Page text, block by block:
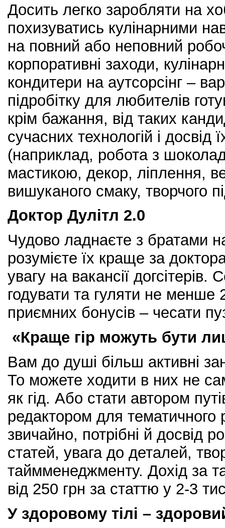
Досить легко заробляти на
похизуватись кулінарними
на повний або неповний
корпоративні заходи,
кондитери на аутсорсінг –
підробітку для любителів
крім бажання, від таких
сучасних технологій і досвід
(наприклад, робота з
мастикою, декор, ліплення,
вишуканого смаку, творчого
Доктор Дулітл 2.0
Чудово ладнаєте з братами
розумієте їх краще за
увагу на вакансії догсітерів.
годувати та гуляти не менше
приємних бонусів – чесати
«Краще гір можуть бути
Вам до душі більш активні
То можете ходити в них не
як гід. Або стати автором
редактором для тематичного
звичайно, потрібні й досвід
статей, увага до деталей,
таймменеджменту. Дохід за
від 250 грн за статтю у 2-3
У здоровому тілі –